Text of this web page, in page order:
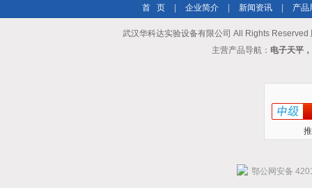
首 页 企业简介 新闻资讯 产品
武汉华科达实验设备有限公司 All Rights Reserved
主营产品导航： 电子天平
鄂公网安备